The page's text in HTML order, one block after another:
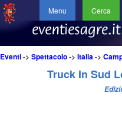
Menu Cerca
Eventi-> Spettacolo-> Italia->
Truck In Sud